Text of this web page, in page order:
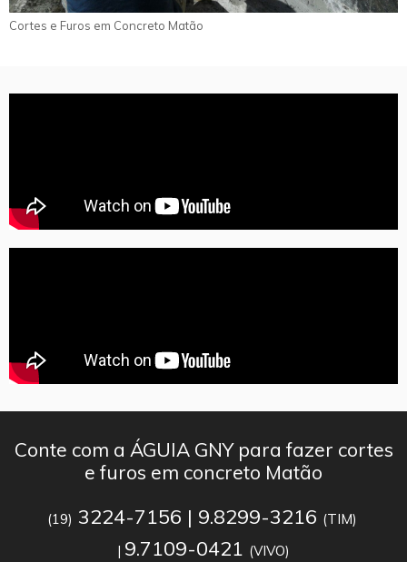
Cortes e Furos em Concreto Matão
Conte com a ÁGUIA GNY para fazer cortes
e furos em concreto Matão
(19) 3224-7156 | 9.8299-3216 (TIM)
| 9.7109-0421 (VIVO)